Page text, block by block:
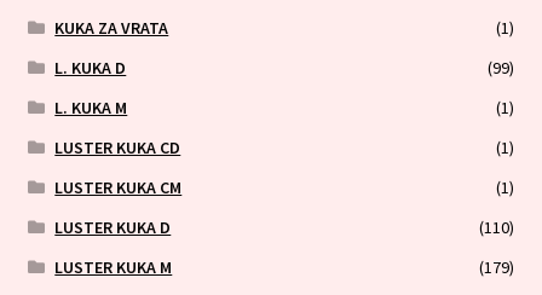
KUKA ZA VRATA
(1)
L. KUKA D
(99)
L. KUKA M
(1)
LUSTER KUKA CD
(1)
LUSTER KUKA CM
(1)
LUSTER KUKA D
(110)
LUSTER KUKA M
(179)